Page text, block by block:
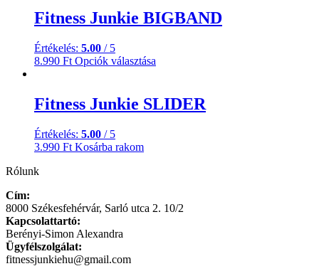
Fitness Junkie BIGBAND
Értékelés: 5.00 / 5
8.990 Ft Opciók választása
Fitness Junkie SLIDER
Értékelés: 5.00 / 5
3.990 Ft Kosárba rakom
Rólunk
Cím:
8000 Székesfehérvár, Sarló utca 2. 10/2
Kapcsolattartó:
Berényi-Simon Alexandra
Ügyfélszolgálat:
fitnessjunkiehu@gmail.com